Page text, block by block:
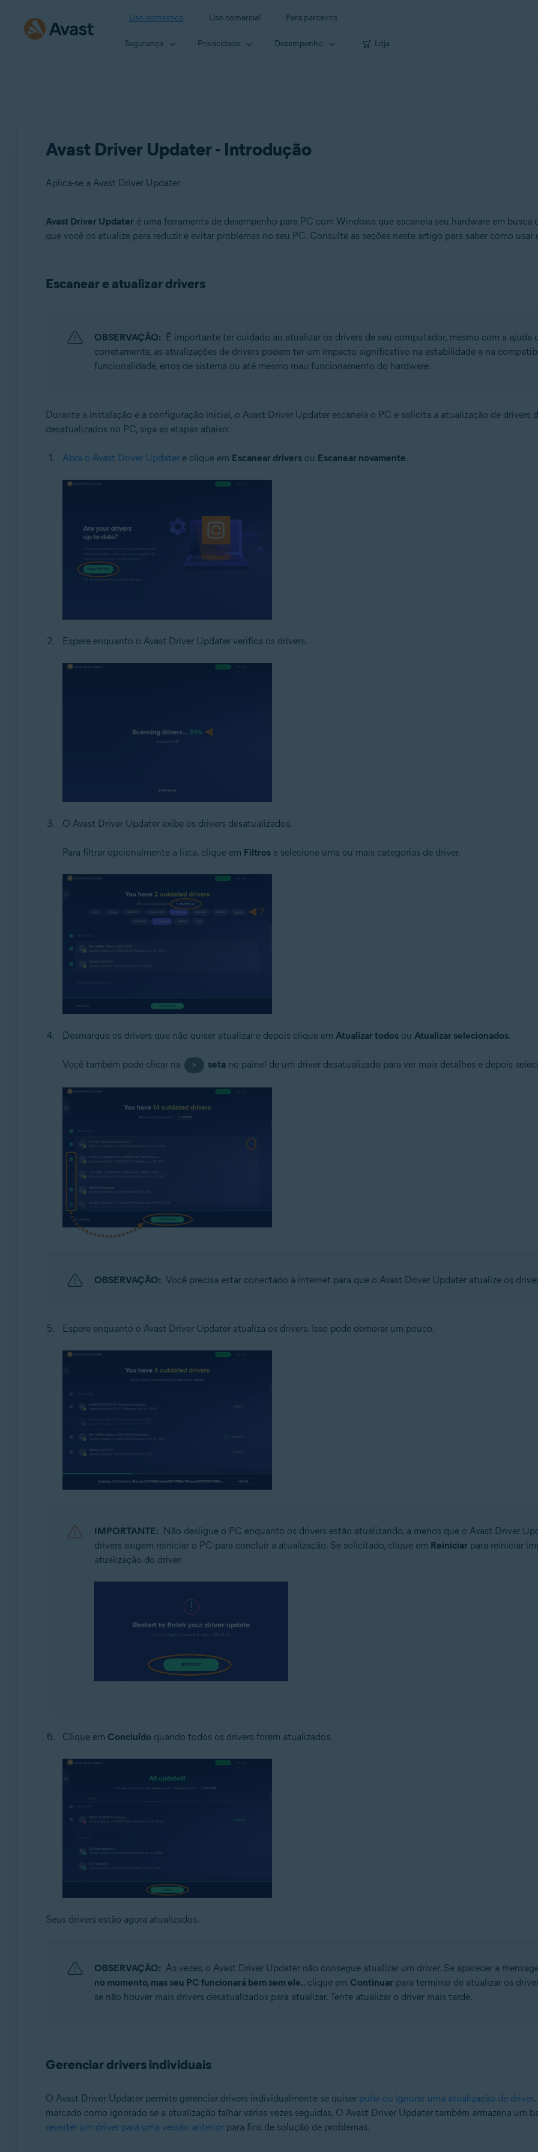
Uso doméstico Uso comercial Para parceiros
Segurança Privacidade Desempenho Loja
Avast Driver Updater - Introdução
Aplica-se a Avast Driver Updater
Produtos:
Sistemas operacionais:
Avast Driver Updater é uma ferramenta de desempenho para PC com Windows que escaneia seu hardware em
que você os atualize para reduzir e evitar problemas no seu PC. Consulte as seções neste artigo para saber como
Escanear e atualizar drivers
OBSERVAÇÃO: É importante ter cuidado ao atualizar os drivers de seu computador, mesmo com a
corretamente, as atualizações de drivers podem ter um impacto significativo na estabilidade e na
funcionalidade, erros de sistema ou até mesmo mau funcionamento do hardware.
Durante a instalação e a configuração inicial, o Avast Driver Updater escaneia o PC e solicita a atualização de drivers
desatualizados no PC, siga as etapas abaixo:
Abra o Avast Driver Updatere clique em Escanear driversou Escanear novamente.
Espere enquanto o Avast Driver Updater verifica os drivers.
O Avast Driver Updater exibe os drivers desatualizados.
Para filtrar opcionalmente a lista, clique em Filtrose selecione uma ou mais categorias de driver.
Desmarque os drivers que não quiser atualizar e depois clique em Atualizar todosou Atualizar selecionados.
Você também pode clicar na > seta no painel de um driver desatualizado para ver mais detalhes e depois
OBSERVAÇÃO: Você precisa estar conectado à internet para que o Avast Driver Updater atualize os
Espere enquanto o Avast Driver Updater atualiza os drivers. Isso pode demorar um pouco.
IMPORTANTE:
Não desligue o PC enquanto os drivers estão atualizando, a menos que o Avast Driver
drivers exigem reiniciar o PC para concluir a atualização. Se solicitado, clique em Reiniciar para reiniciar
atualização do driver.
Clique em Concluído quando todos os drivers forem atualizados.
Seus drivers estão agora atualizados.
OBSERVAÇÃO: Às vezes, o Avast Driver Updater não consegue atualizar um driver. Se aparecer a
no momento, mas seu PC funcionará bem sem ele., clique em Continuar para terminar de atualizar os
se não houver mais drivers desatualizados para atualizar. Tente atualizar o driver mais tarde.
Gerenciar drivers individuais
O Avast Driver Updater permite gerenciar drivers individualmente se quiser pular ou ignorar uma atualização de driver.
marcado como ignorado se a atualização falhar várias vezes seguidas. O Avast Driver Updater também armazena um
reverter um driver para uma versão anteriorpara fins de solução de problemas.